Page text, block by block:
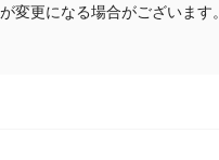
変更になる場合がございます。